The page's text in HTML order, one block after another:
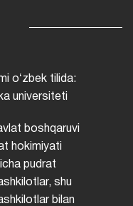
oʻzbek tilida:
universiteti
boshqaruvi
hokimiyati
pudrat
shu
bilan